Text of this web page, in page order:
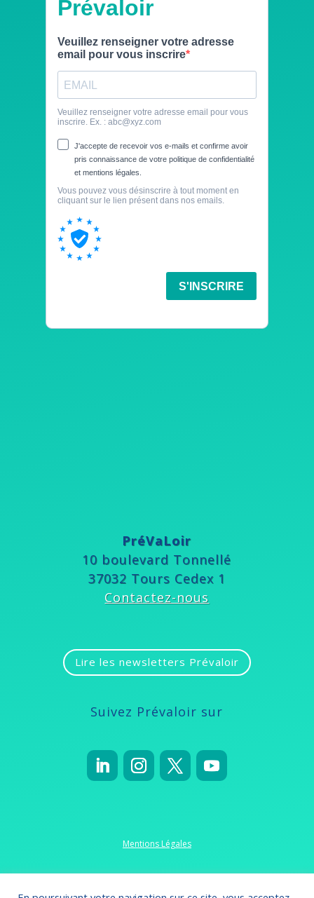
PréVaLoir
10 boulevard Tonnellé
37032 Tours Cedex 1
Contactez-nous
Lire les newsletters Prévaloir
Suivez Prévaloir sur
Mentions Légales
Politique de confidentialité